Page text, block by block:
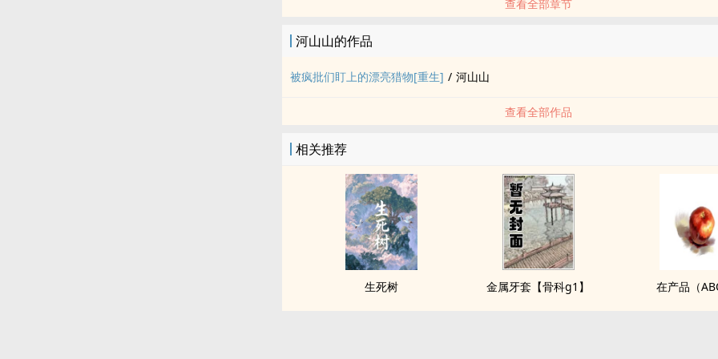
查看全部章节
河山山的作品
被疯批们盯上的漂亮猎物[重生] / 河山山
查看全部作品
相关推荐
生死树 金属牙套【骨科g1】 在产品（